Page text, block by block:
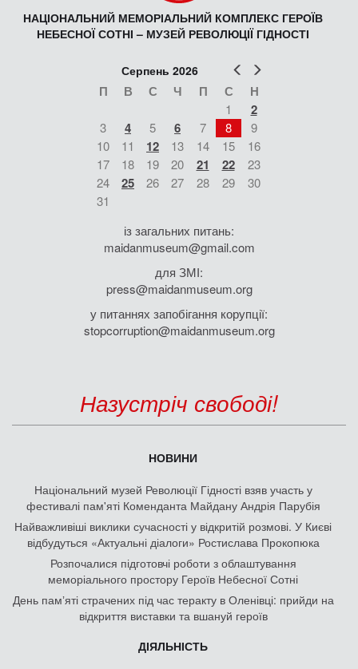
НАЦІОНАЛЬНИЙ МЕМОРІАЛЬНИЙ КОМПЛЕКС ГЕРОЇВ
НЕБЕСНОЇ СОТНІ – МУЗЕЙ РЕВОЛЮЦІЇ ГІДНОСТІ
Попер
Серпень 2026
П В С Ч П С Н
1 2
3 4 5 6 7 8
9
10
11 12 13 14 15
16
17
18 19 20 21 22
23
24
25 26 27 28 29
30
31
із загальних питань:
maidanmuseum@gmail.com
для ЗМІ:
press@maidanmuseum.org
у питаннях запобігання корупції:
stopcorruption@maidanmuseum.org
Назустріч свободі!
НОВИНИ
Національний музей Революції Гідності взяв участь у
фестивалі пам'яті Коменданта Майдану Андрія Парубія
Найважливіші виклики сучасності у відкритій розмові. У Києві
відбудуться «Актуальні діалоги» Ростислава Прокопюка
Розпочалися підготовчі роботи з облаштування
меморіального простору Героїв Небесної Сотні
День памʼяті страчених під час теракту в Оленівці: прийди на
відкриття виставки та вшануй героїв
ДІЯЛЬНІСТЬ